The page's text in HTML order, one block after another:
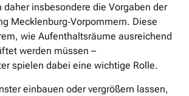
insbesondere die Vorgaben der
Mecklenburg‑Vorpommern. Diese
wie Aufenthaltsräume ausreichend
werden müssen –
spielen dabei eine wichtige Rolle.
einbauen oder vergrößern lassen,